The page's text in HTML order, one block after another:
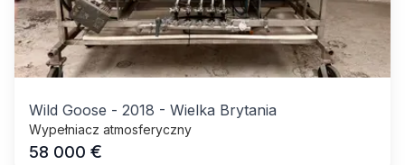
Wild Goose - 2018 - Wielka Brytania
Wypełniacz atmosferyczny
58 000 €